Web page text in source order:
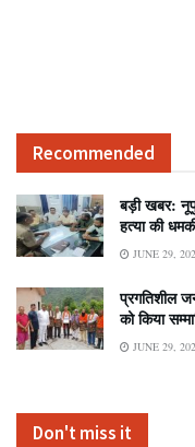
Recommended
बड़ी खबर:
हत्या की
JUNE 29,
प्रगतिशील
को किया
JUNE 29,
Don't miss it